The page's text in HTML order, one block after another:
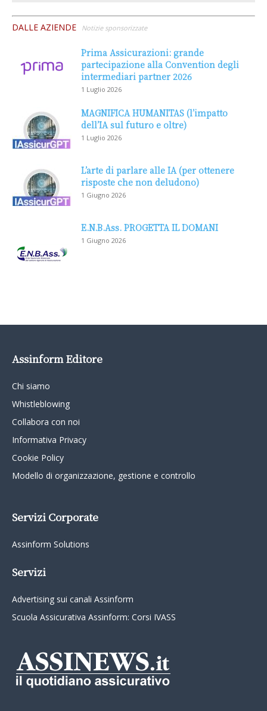
DALLE AZIENDE Notizie sponsorizzate
Prima Assicurazioni: grande
partecipazione alla Convention degli
intermediari partner 2026
1 Luglio 2026
MAGNIFICA HUMANITAS (l’impatto
dell’IA sul futuro e oltre)
1 Luglio 2026
L’arte di parlare alle IA (per ottenere
risposte che non deludono)
1 Giugno 2026
E.N.B.Ass. PROGETTA IL DOMANI
1 Giugno 2026
Assinform Editore
Chi siamo
Whistleblowing
Collabora con noi
Informativa Privacy
Cookie Policy
Modello di organizzazione, gestione e controllo
Servizi Corporate
Assinform Solutions
Servizi
Advertising sui canali Assinform
Scuola Assicurativa Assinform: Corsi IVASS